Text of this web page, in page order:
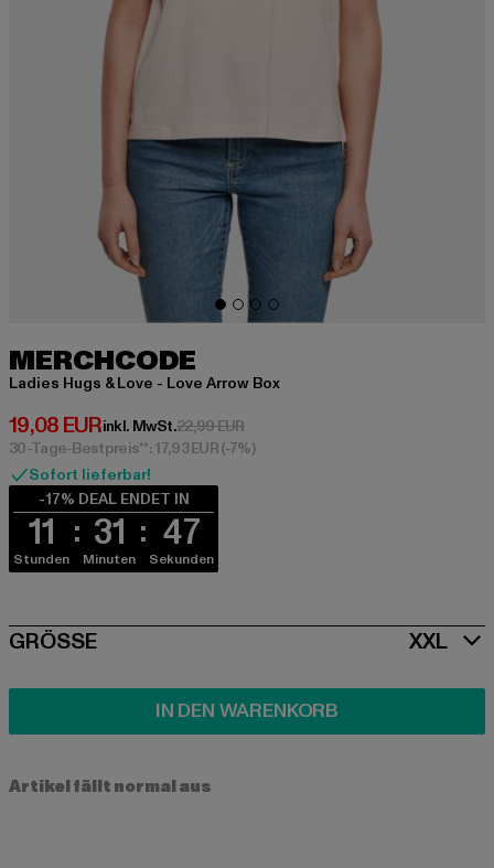
MERCHCODE
Ladies Hugs & Love - Love Arrow Box
19,08 EUR
Derzeitiger Preis: 19,08 EUR
inkl. MwSt.22,99 EURAktionspreis: 22,99 EUR
30-Tage-Bestpreis**: 17,93 EUR(-7%)
Sofort lieferbar!
-17% DEAL ENDET IN
11
Stunden
31
Minuten
47
Sekunden
SIZE
GRÖSSE XXL
IN DEN WARENKORB
Artikel fällt normal aus